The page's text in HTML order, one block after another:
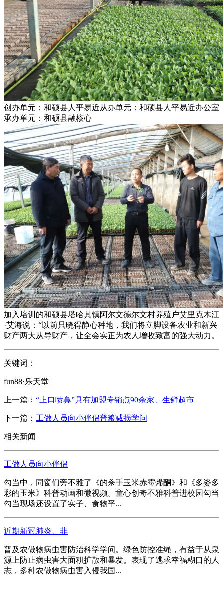
创办单元：和硕县人平易近从办单元：和硕县人平易近办公室
承办单元：和硕县融核心
加入培训的和硕县塔哈其镇阿尔文德尔文村养殖户艾里克木江
·艾海说：“以前只晓得静心种地，我们将立脚设备农业和新兴
财产两大从导财产，让全会实正为农人增收致富的强大动力。
关键词：
fun88·乐天堂
上一篇： “上口喷鼻”具有加盟专销点90余家、生鲜超市
下一篇： 工做人员向小伴侣普粮减损学问
相关新闻
工做人员向小伴侣
勾当中，同窗们旁不雅了《的杀手玉米赤霉烯酮》和《多姿多
彩的玉米》科普动画和微视频。童心创奇不雅科普进校园勾当
勾当现场还设置了实子、食物平...
近期新冠肺炎、非
普及农做物病虫害防治科学学问。绿色防控准绳，有益于从泉
源上防止病虫害大面积扩散和暴发。表现了逃求幸福糊口的人
志，多种农做物病虫害入侵我国...